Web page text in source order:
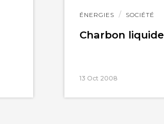
ÉNERGIES SOCIÉTÉ
Charbon liquide
13 Oct 2008
Lire